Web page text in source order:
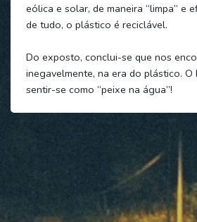
eólica e solar, de maneira “limpa” e
de tudo, o plástico é reciclável.
Do exposto, conclui-se que nos
inegavelmente, na era do plástico. O
sentir-se como “peixe na água”!